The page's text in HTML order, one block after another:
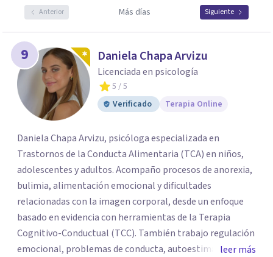
Anterior Más días Siguiente
9 Daniela Chapa Arvizu
Licenciada en psicología
5 / 5
Verificado
Terapia Online
Daniela Chapa Arvizu, psicóloga especializada en
Trastornos de la Conducta Alimentaria (TCA) en niños,
adolescentes y adultos. Acompaño procesos de anorexia,
bulimia, alimentación emocional y dificultades
relacionadas con la imagen corporal, desde un enfoque
basado en evidencia con herramientas de la Terapia
Cognitivo-Conductual (TCC). También trabajo regulación
emocional, problemas de conducta, autoestima yleer más